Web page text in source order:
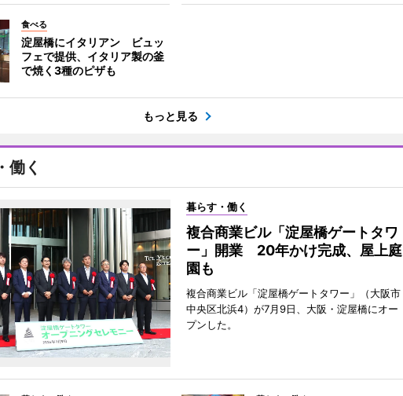
食べる
淀屋橋にイタリアン ビュッ
フェで提供、イタリア製の釜
で焼く3種のピザも
もっと見る
働く
暮らす・働く
複合商業ビル「淀屋橋ゲートタワ
ー」開業 20年かけ完成、屋上庭
園も
複合商業ビル「淀屋橋ゲートタワー」（大阪市
中央区北浜4）が7月9日、大阪・淀屋橋にオー
プンした。